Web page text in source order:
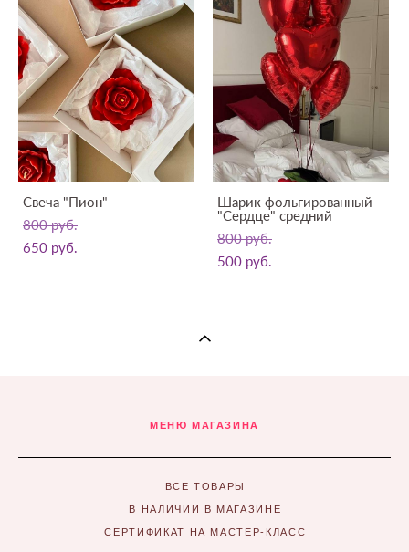
Свеча "Пион"
800 pуб.
650 pуб.
Шарик фольгированный
"Сердце" средний
800 pуб.
500 pуб.
МЕНЮ МАГАЗИНА
ВСЕ ТОВАРЫ
В НАЛИЧИИ В МАГАЗИНЕ
СЕРТИФИКАТ НА МАСТЕР-КЛАСС